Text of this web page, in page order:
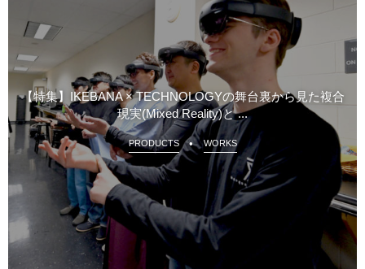
【特集】IKEBANA × TECHNOLOGYの舞台裏から見た複合
現実(Mixed Reality)と ...
PRODUCTS WORKS